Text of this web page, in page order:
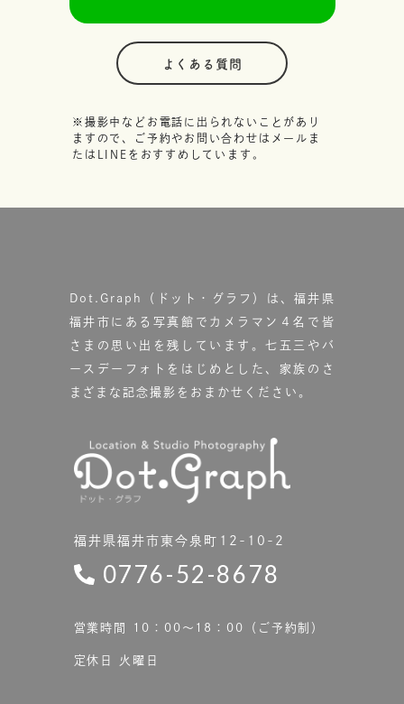
よくある質問
※撮影中などお電話に出られないことがあり
ますので、ご予約やお問い合わせはメールま
たはLINEをおすすめしています。
Dot.Graph（ドット・グラフ）は、福井県
福井市にある写真館で カメラマン４名で皆
さまの思い出を残しています。七五三やバ
ースデーフォトをはじめとした、家族のさ
まざまな記念撮影をおまかせください。
福井県福井市東今泉町12-10-2
0776-52-8678
営業時間 10：00〜18：00（ご予約制）
定休日 火曜日